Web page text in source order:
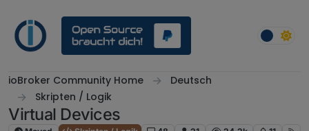
ioBroker Community Home
Deutsch
Skripten / Logik
Virtual Devices